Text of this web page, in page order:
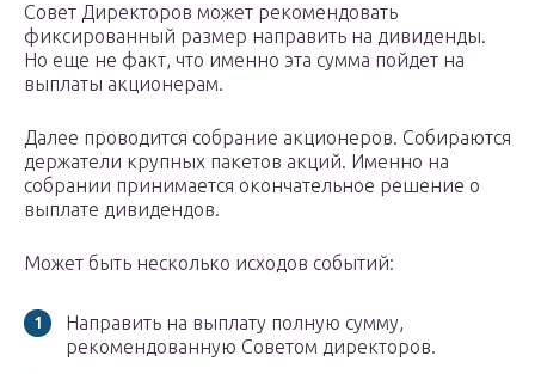
Совет Директоров может рекомендовать
фиксированный размер направить на дивиденды.
Но еще не факт, что именно эта сумма пойдет на
выплаты акционерам.
Далее проводится собрание акционеров. Собираются
держатели крупных пакетов акций. Именно на
собрании принимается окончательное решение о
выплате дивидендов.
Может быть несколько исходов событий:
Направить на выплату полную сумму,
рекомендованную Советом директоров.